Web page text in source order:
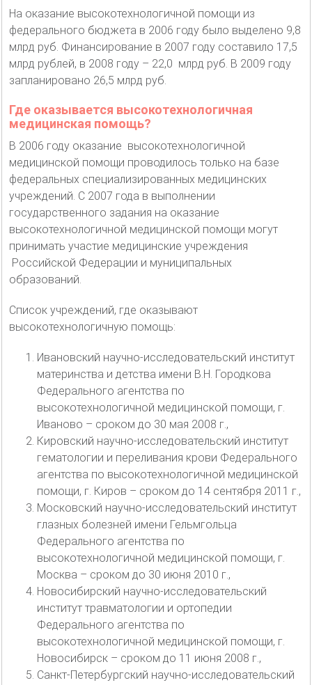
На оказание высокотехнологичной помощи из
федерального бюджета в 2006 году было выделено 9,8
млрд руб. Финансирование в 2007 году составило 17,5
млрд рублей, в 2008 году – 22,0 млрд руб. В 2009 году
запланировано 26,5 млрд руб.
Где оказывается высокотехнологичная
медицинская помощь?
В 2006 году оказание высокотехнологичной
медицинской помощи проводилось только на базе
федеральных специализированных медицинских
учреждений. С 2007 года в выполнении
государственного задания на оказание
высокотехнологичной медицинской помощи могут
принимать участие медицинские учреждения
Российской Федерации и муниципальных
образований.
Список учреждений, где оказывают
высокотехнологичную помощь:
Ивановский научно-исследовательский институт
материнства и детства имени В.Н. Городкова
Федерального агентства по
высокотехнологичной медицинской помощи, г.
Иваново – сроком до 30 мая 2008 г.,
Кировский научно-исследовательский институт
гематологии и переливания крови Федерального
агентства по высокотехнологичной медицинской
помощи, г. Киров – сроком до 14 сентября 2011 г.,
Московский научно-исследовательский институт
глазных болезней имени Гельмгольца
Федерального агентства по
высокотехнологичной медицинской помощи, г.
Москва – сроком до 30 июня 2010 г.,
Новосибирский научно-исследовательский
институт травматологии и ортопедии
Федерального агентства по
высокотехнологичной медицинской помощи, г.
Новосибирск – сроком до 11 июня 2008 г.,
Санкт-Петербургский научно-исследовательский